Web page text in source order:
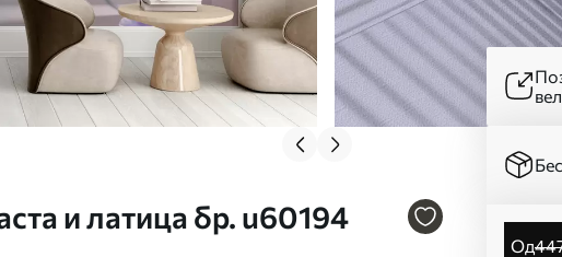
и латица бр. u60194
од